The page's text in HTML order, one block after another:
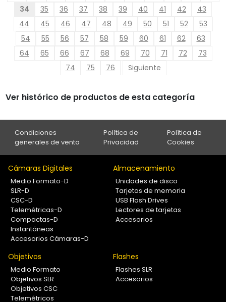
34
35 36 37 38 39 40 41 42
43
44
45 46 47 48 49 50 51 52
53
54
55 56 57 58 59 60 61 62
63
64
65 66 67 68 69 70 71 72
73
74
75 76 Siguiente
Ver histórico de productos de esta categoría
Condiciones
generales de venta
Política de
Privacidad
Política de
Cookies
Cámaras Digitales
Medio Formato-D
SLR-D
CSC-D
Telemétricas-D
Compactas-D
Instantáneas
Accesorios Cámaras-D
Almacenamiento
Unidades de disco
Tarjetas de memoria
USB Flash Drives
Lectores de tarjetas
Accesorios
Objetivos
Medio Formato
Objetivos SLR
Objetivos CSC
Telemétricos
Flashes
Flashes SLR
Accesorios